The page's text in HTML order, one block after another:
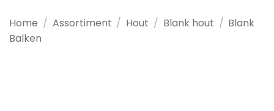
Home / Assortiment / Hout / Blank hout / Blank
Balken